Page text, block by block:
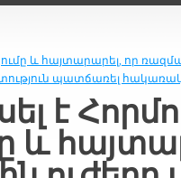
և հայտարարել, որ
պատճառել
է
և